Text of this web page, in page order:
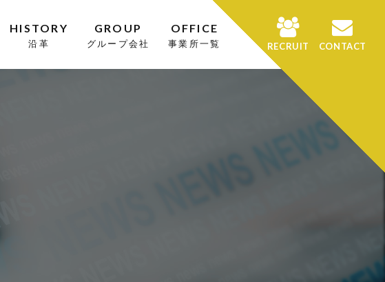
HISTORY
沿革
GROUP
グループ会社
OFFICE
事業所一覧 RECRUIT CONTACT